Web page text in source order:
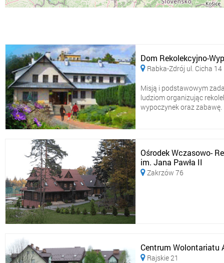
Dom Rekolekcyjno-
 Rabka-Zdrój ul. Cicha 14
Misją i podstawowym
ludziom organizując
wypoczynek oraz zabawę.
Ośrodek Wczasowo-
im. Jana Pawła II
Zakrzów 76
Centrum Wolontariatu
 Rajskie 21